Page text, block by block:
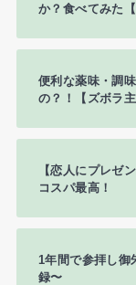
か？食べてみた【
便利な薬味・調
の？！【ズボラ主
【恋人にプレゼ
コスパ最高！
1年間で参拝し御
録〜